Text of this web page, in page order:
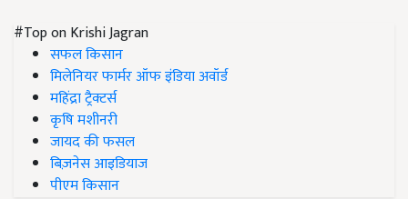
#Top on Krishi Jagran
सफल किसान
मिलेनियर फार्मर ऑफ इंडिया अवॉर्ड
महिंद्रा ट्रैक्टर्स
कृषि मशीनरी
जायद की फसल
बिज़नेस आइडियाज
पीएम किसान